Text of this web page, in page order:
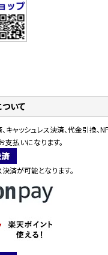
いて
キャッシュレス決済、代金引換、
支払いになります。
済が可能となります。